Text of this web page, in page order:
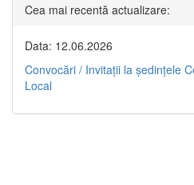
Cea mai recentă actualizare:
Data: 12.06.2026
Convocări / Invitaţii la şedinţele
Local